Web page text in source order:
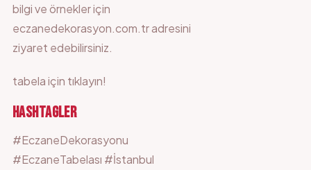
bilgi ve örnekler için
eczanedekorasyon.com.tr adresini
ziyaret edebilirsiniz.
tabela için tıklayın!
HASHTAGLER
#EczaneDekorasyonu
#EczaneTabelası #İstanbul